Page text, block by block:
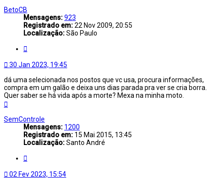
BetoCB
Mensagens:923
Registrado em:22 Nov 2009, 20:55
Localização:São Paulo
30 Jan 2023, 19:45
dá uma selecionada nos postos que vc usa, procura informações,
compra em um galão e deixa uns dias parada pra ver se cria borra.
Quer saber se há vida após a morte? Mexa na minha moto.
topo
SemControle
Mensagens: 1200
Registrado em: 15 Mai 2015, 13:45
Localização:Santo André
02 Fev 2023, 15:54